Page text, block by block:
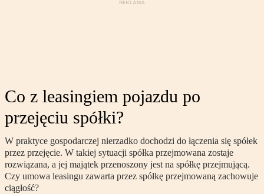
Co z leasingiem pojazdu po
przejęciu spółki?
W praktyce gospodarczej nierzadko dochodzi do łączenia się spółek
przez przejęcie. W takiej sytuacji spółka przejmowana zostaje
rozwiązana, a jej majątek przenoszony jest na spółkę przejmującą.
Czy umowa leasingu zawarta przez spółkę przejmowaną zachowuje
ciągłość?